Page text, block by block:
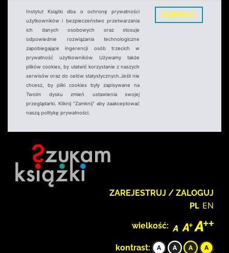
Instytut Książki dba o ochronę prywatności
użytkowników i bezpieczeństwo przetwarzania
ich danych osobowych oraz stosuje
odpowiednie rozwiązania technologiczne
zapobiegające ingerencji osób trzecich w
prywatność użytkowników. Używamy także
plików cookies, by ułatwić korzystanie z naszych
serwisów oraz do celów statystycznych.Jeśli nie
chcesz, by pliki cookies były zapisywane na
Twoim dysku zmień ustawienia swojej
przeglądarki. Kliknij "Zamknij" aby zaakceptować
naszą politykę prywatności.
ZAMKNIJ
ZAREJESTRUJ / ZALOGUJ
PL EN
wielkość:
kontrast: